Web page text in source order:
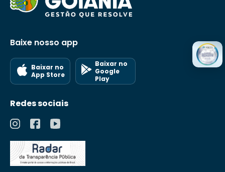
Baixe nosso app
Baixar no
App Store
Baixar no
Google
Play
Redes sociais